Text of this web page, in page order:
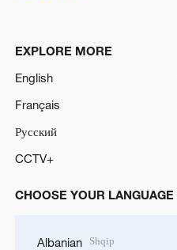
EXPLORE MORE
English
Français
Русский
CCTV+
CHOOSE YOUR LANGUAGE
Albanian Shqip